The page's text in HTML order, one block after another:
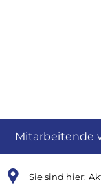
Mitarbeitende
Sie sind hier: